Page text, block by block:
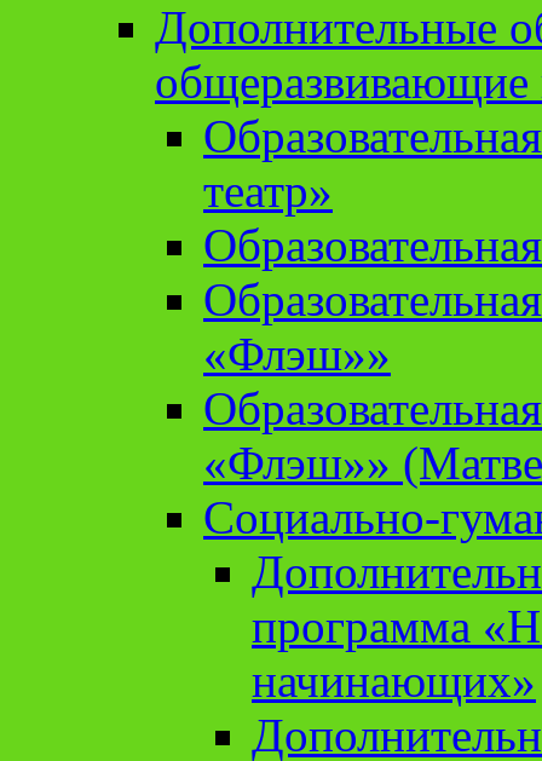
Дополнительные
театр»
«Флэш»»
«Флэш»»
Социально-
программа
начинающих»